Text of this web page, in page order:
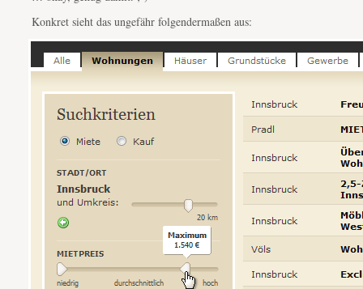
Konkret sieht das ungefähr folgendermaßen aus: